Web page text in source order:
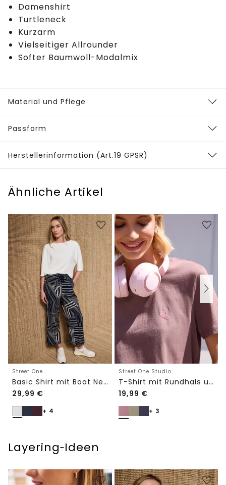
Damenshirt
Turtleneck
Kurzarm
Vielseitiger Allrounder
Softer Baumwoll-Modalmix
Material und Pflege
Passform
Herstellerinformation (Art.19 GPSR)
Ähnliche Artikel
Street One
Basic Shirt mit Boat Neck und Elastikbund
29,99 €
+ 4
Street One Studio
T-Shirt mit Rundhals und Embroidery-Detail
19,99 €
+ 3
Layering‑Ideen